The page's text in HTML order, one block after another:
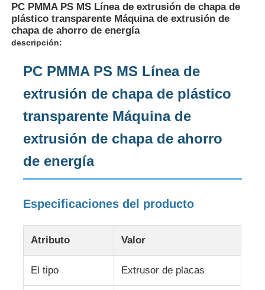
Inicio
Productos
Visita a la fábrica
PC PMMA PS MS Línea de extrusión de chapa de
plástico transparente Máquina de extrusión de
chapa de ahorro de energía
descripción:
PC PMMA PS MS Línea de
extrusión de chapa de plástico
transparente Máquina de
extrusión de chapa de ahorro
de energía
Especificaciones del producto
Atributo Valor
El tipo Extrusor de placas